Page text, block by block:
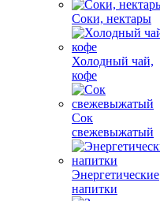
Соки, нектары
Холодный чай,
кофе
Сок
свежевыжатый
Энергетические
напитки